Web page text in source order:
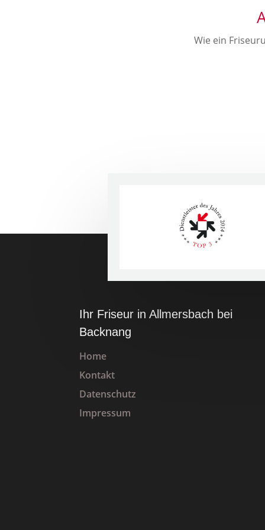
Wie ein
Ihr Friseur in Allmersbach bei
Backnang
Home
Kontakt
Datenschutz
Impressum